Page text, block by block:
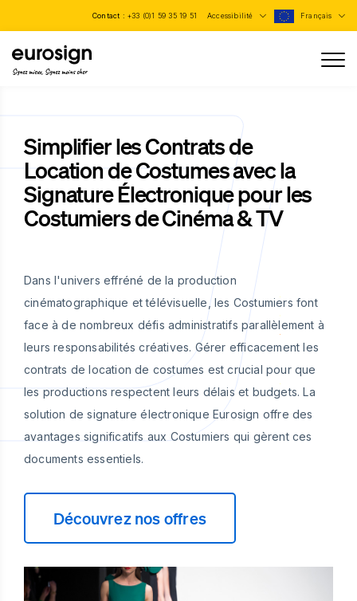
Contact : +33 (0)1 59 35 19 51 Accessibilité Français
Signez mieux, Signez moins cher
Simplifier les Contrats de
Location de Costumes avec la
Signature Électronique pour les
Costumiers de Cinéma & TV
Dans l'univers effréné de la production
cinématographique et télévisuelle, les Costumiers font
face à de nombreux défis administratifs parallèlement à
leurs responsabilités créatives. Gérer efficacement les
contrats de location de costumes est crucial pour que
les productions respectent leurs délais et budgets. La
solution de signature électronique Eurosign offre des
avantages significatifs aux Costumiers qui gèrent ces
documents essentiels.
Découvrez nos offres